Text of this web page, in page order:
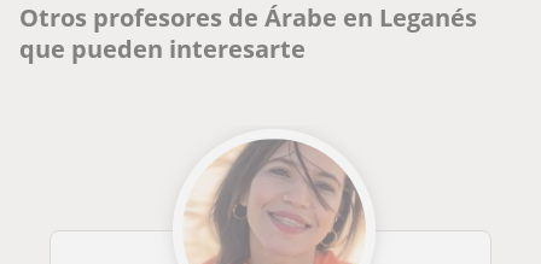
Otros profesores de Árabe en Leganés
que pueden interesarte